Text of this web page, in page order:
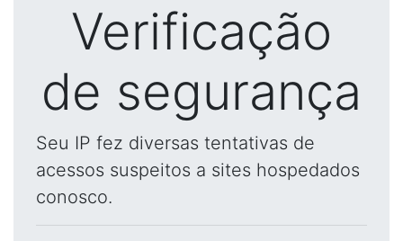
Verificação
de segurança
Seu IP fez diversas tentativas de
acessos suspeitos a sites hospedados
conosco.